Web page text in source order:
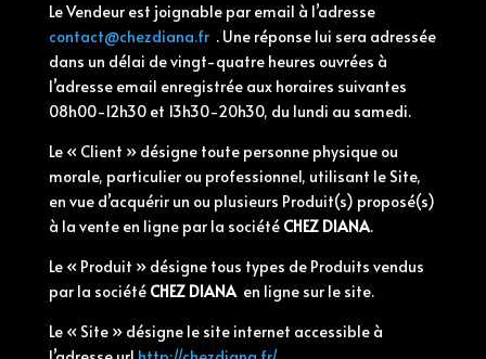
Le Vendeur est joignable par email à l’adresse
contact@chezdiana.fr . Une réponse lui sera adressée
dans un délai de vingt-quatre heures ouvrées à
l’adresse email enregistrée aux horaires suivantes
08h00-12h30 et 13h30-20h30, du lundi au samedi.
Le « Client » désigne toute personne physique ou
morale, particulier ou professionnel, utilisant le Site,
en vue d’acquérir un ou plusieurs Produit(s) proposé(s)
à la vente en ligne par la société CHEZ DIANA.
Le « Produit » désigne tous types de Produits vendus
par la société CHEZ DIANA en ligne sur le site.
Le « Site » désigne le site internet accessible à